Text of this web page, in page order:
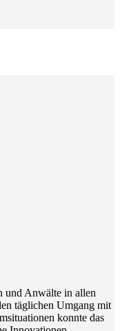
und Anwälte in allen
täglichen Umgang mit
konnte das